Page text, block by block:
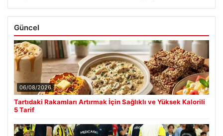
Güncel
06/08/2026
Tartıdaki Rakamları Artırmak İçin Sağlıklı ve Yüksek Kalorili
5 Tarif